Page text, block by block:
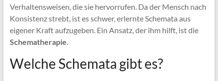
Verhaltensweisen, die sie hervorrufen. Da der Mensch nach
Konsistenz strebt, ist es schwer, erlernte Schemata aus
eigener Kraft aufzugeben. Ein Ansatz, der ihm hilft, ist die
Schematherapie.
Welche Schemata gibt es?